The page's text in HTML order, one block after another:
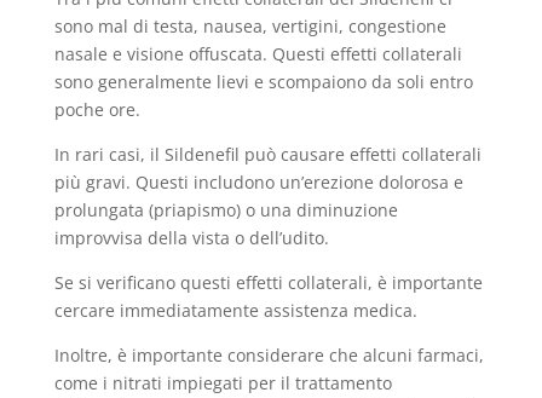
sono mal di testa, nausea, vertigini, congestione
nasale e visione offuscata. Questi effetti collaterali
sono generalmente lievi e scompaiono da soli entro
poche ore.
In rari casi, il Sildenefil può causare effetti collaterali
più gravi. Questi includono un’erezione dolorosa e
prolungata (priapismo) o una diminuzione
improvvisa della vista o dell’udito.
Se si verificano questi effetti collaterali, è importante
cercare immediatamente assistenza medica.
Inoltre, è importante considerare che alcuni farmaci,
come i nitrati impiegati per il trattamento